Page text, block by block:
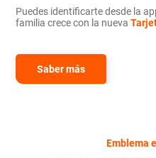
Puedes identificarte desde la
familia crece con la nueva
Saber más
Emblema